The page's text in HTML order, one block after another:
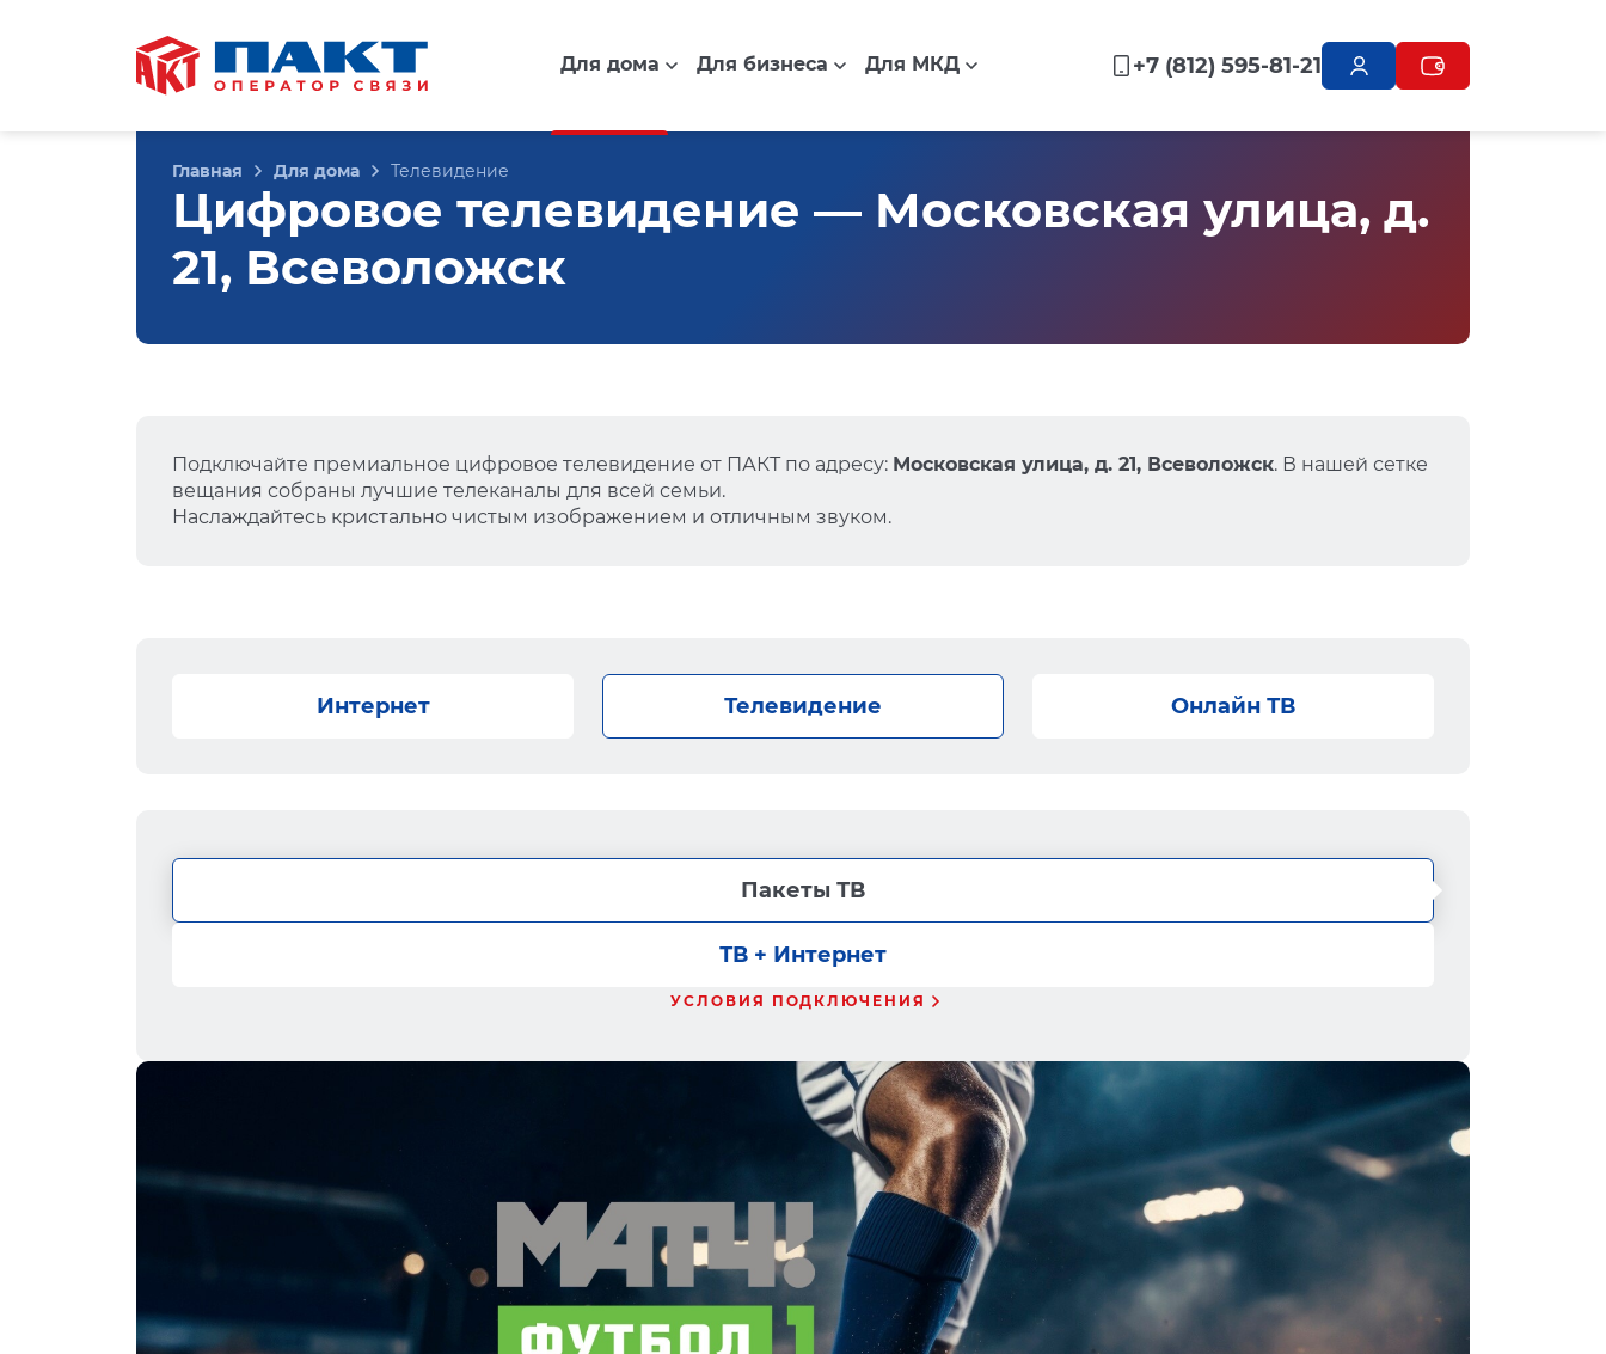
Для дома Для бизнеса Для МКД +7 (812) 595-81-21
Главная Для дома Телевидение
Цифровое телевидение — Московская улица, д.
21, Всеволожск
Подключайте премиальное цифровое телевидение от ПАКТ по адресу: Московская улица, д. 21, Всеволожск. В нашей сетке
вещания собраны лучшие телеканалы для всей семьи.
Наслаждайтесь кристально чистым изображением и отличным звуком.
Интернет Телевидение Онлайн ТВ
Пакеты ТВ
ТВ + Интернет
УСЛОВИЯ ПОДКЛЮЧЕНИЯ